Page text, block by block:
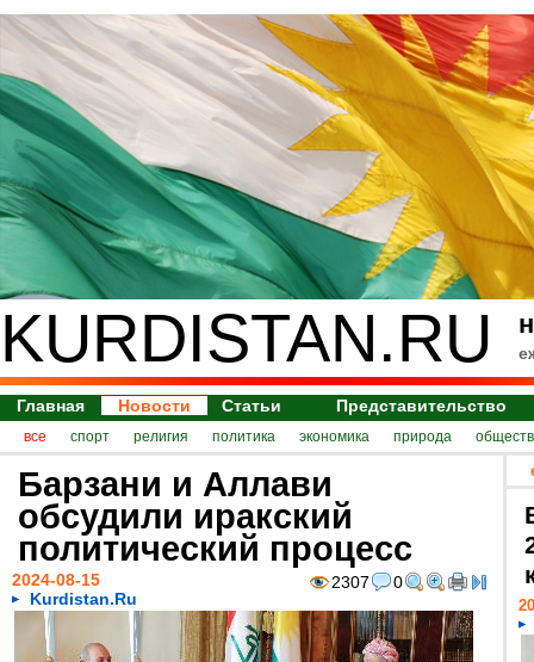
KURDISTAN.RU
Главная Новости Статьи Представительство
все спорт религия политика экономика природа
Барзани и Аллави
обсудили иракский
политический процесс
2307 0
2024-08-15
Kurdistan.Ru